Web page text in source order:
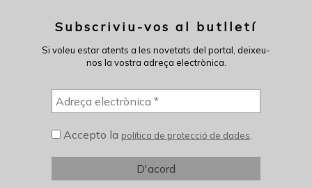
Subscriviu-vos al butlletí
Si voleu estar atents a les novetats del portal, deixeu-
nos la vostra adreça electrònica.
Accepto la política de protecció de dades.